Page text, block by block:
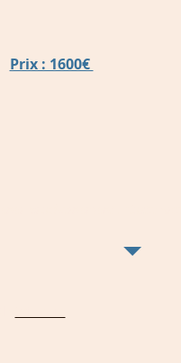
Prix : 1600€